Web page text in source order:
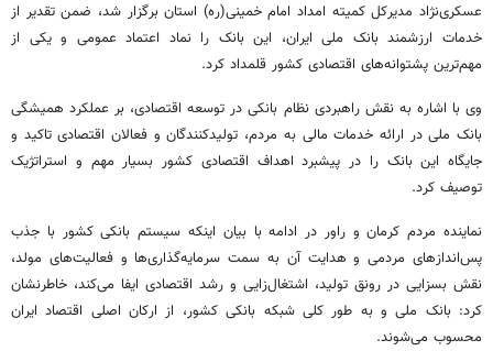
عسکری‌نژاد مدیرکل کمیته امداد امام خمینی(ره) استان برگزار شد، ضمن تقدیر از
خدمات ارزشمند بانک ملی ایران، این بانک را نماد اعتماد عمومی و یکی از
مهم‌ترین پشتوانه‌های اقتصادی کشور قلمداد کرد.
وی با اشاره به نقش راهبردی نظام بانکی در توسعه اقتصادی، بر عملکرد همیشگی
بانک ملی در ارائه خدمات مالی به مردم، تولیدکنندگان و فعالان اقتصادی تاکید و
جایگاه این بانک را در پیشبرد اهداف اقتصادی کشور بسیار مهم و استراتژیک
توصیف کرد.
نماینده مردم کرمان و راور در ادامه با بیان اینکه سیستم بانکی کشور با جذب
پس‌اندازهای مردمی و هدایت آن به سمت سرمایه‌گذاری‌ها و فعالیت‌های مولد،
نقش بسزایی در رونق تولید، اشتغال‌زایی و رشد اقتصادی ایفا می‌کند، خاطرنشان
کرد: بانک ملی و به طور کلی شبکه بانکی کشور، از ارکان اصلی اقتصاد ایران
محسوب می‌شوند.